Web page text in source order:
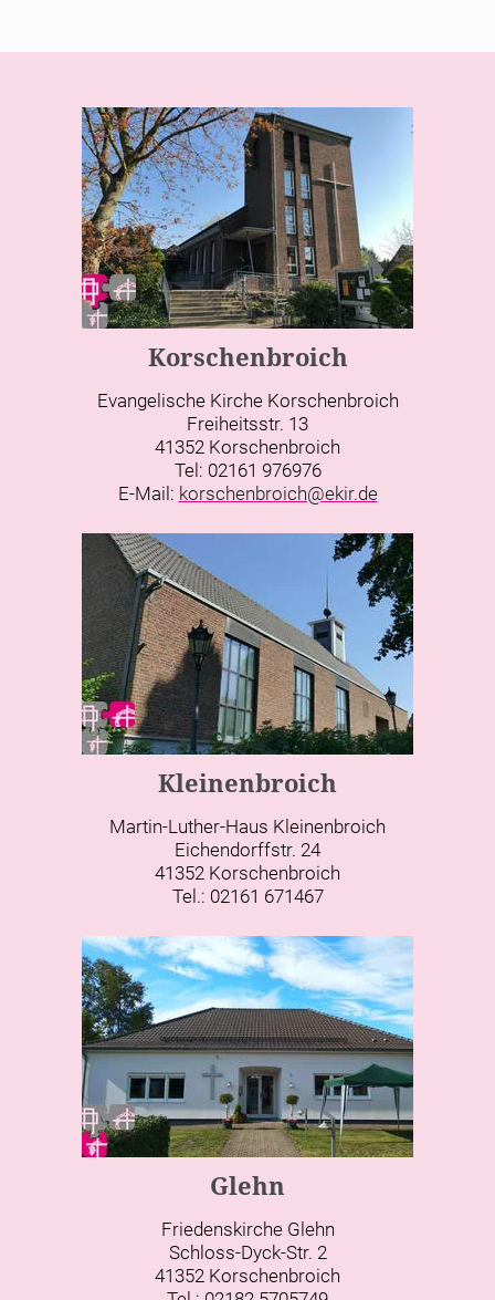
Korschenbroich
Evangelische Kirche Korschenbroich
Freiheitsstr. 13
41352 Korschenbroich
Tel: 02161 976976
E-Mail: korschenbroich@ekir.de
Kleinenbroich
Martin-Luther-Haus Kleinenbroich
Eichendorffstr. 24
41352 Korschenbroich
Tel.: 02161 671467
Glehn
Friedenskirche Glehn
Schloss-Dyck-Str. 2
41352 Korschenbroich